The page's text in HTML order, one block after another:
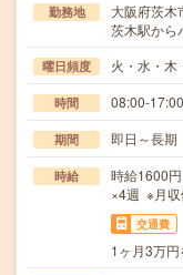
勤務地
大阪府茨木
茨木駅から
曜日頻度 火・水・木
時間 08:00-
期間 即日～長
時給
時給1600
×4週 ※月収
交通費
1ヶ月3万